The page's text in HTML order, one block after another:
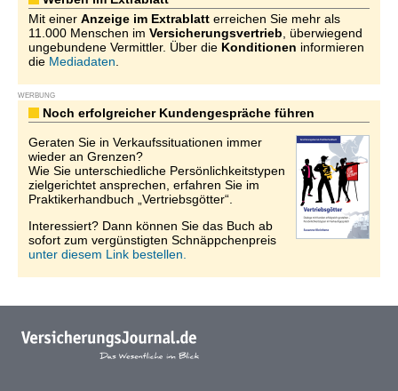
Mit einer Anzeige im Extrablatt erreichen Sie mehr als
11.000 Menschen im Versicherungsvertrieb , überwiegend
ungebundene Vermittler. Über die Konditionen informieren
die Mediadaten
WERBUNG
Noch erfolgreicher Kundengespräche führen
Geraten Sie in Verkaufssituationen immer
wieder an Grenzen?
Wie Sie unterschiedliche Persönlichkeitstypen
zielgerichtet ansprechen, erfahren Sie im
Praktikerhandbuch „Vertriebsgötter“.
Interessiert? Dann können Sie das Buch ab
sofort zum vergünstigten Schnäppchenpreis
unter diesem Link bestellen.